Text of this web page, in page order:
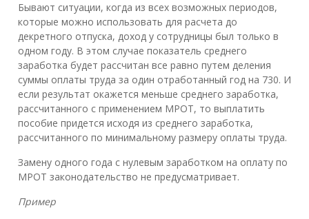
Бывают ситуации, когда из всех возможных периодов,
которые можно использовать для расчета до
декретного отпуска, доход у сотрудницы был только в
одном году. В этом случае показатель среднего
заработка будет рассчитан все равно путем деления
суммы оплаты труда за один отработанный год на 730. И
если результат окажется меньше среднего заработка,
рассчитанного с применением МРОТ, то выплатить
пособие придется исходя из среднего заработка,
рассчитанного по минимальному размеру оплаты труда.
Замену одного года с нулевым заработком на оплату по
МРОТ законодательство не предусматривает.
Пример